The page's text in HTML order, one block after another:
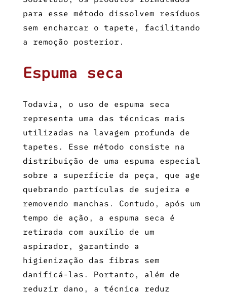
para esse método dissolvem resíduos
sem encharcar o tapete, facilitando
a remoção posterior.
Espuma seca
Todavia, o uso de espuma seca
representa uma das técnicas mais
utilizadas na lavagem profunda de
tapetes. Esse método consiste na
distribuição de uma espuma especial
sobre a superfície da peça, que age
quebrando partículas de sujeira e
removendo manchas. Contudo, após um
tempo de ação, a espuma seca é
retirada com auxílio de um
aspirador, garantindo a
higienização das fibras sem
danificá-las. Portanto, além de
reduzir dano, a técnica reduz